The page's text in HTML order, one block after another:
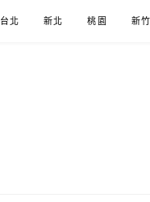
台北 新北 桃園 新竹